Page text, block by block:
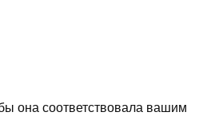
она соответствовала вашим